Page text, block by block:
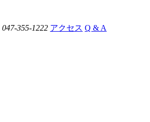
047-355-1222 アクセス Q & A